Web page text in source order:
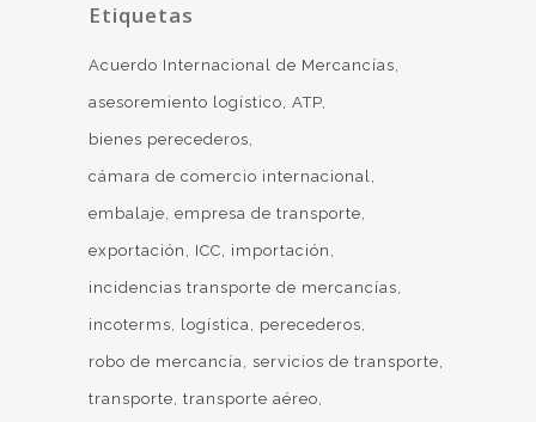
Etiquetas
Acuerdo Internacional de Mercancías
asesoremiento logístico ATP
bienes perecederos
cámara de comercio internacional
embalaje empresa de transporte
exportación ICC importación
incidencias transporte de mercancías
incoterms logística perecederos
robo de mercancía servicios de transporte
transporte transporte aéreo